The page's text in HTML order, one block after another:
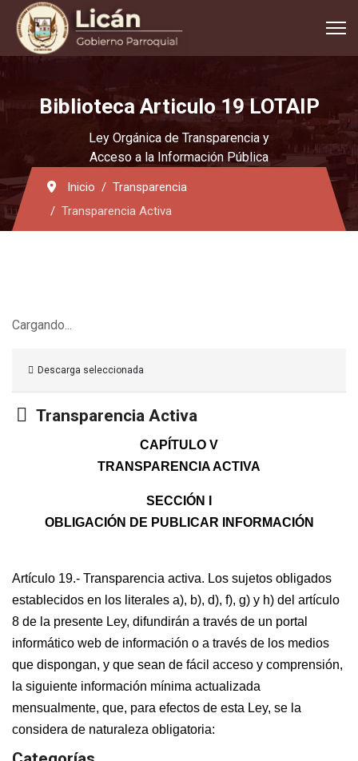
Biblioteca Articulo 19 LOTAIP
Ley Orgánica de Transparencia y
Acceso a la Información Pública
Inicio
Transparencia
Transparencia Activa
Cargando...
Descarga seleccionada
Carpeta
Transparencia Activa
CAPÍTULO V
TRANSPARENCIA ACTIVA
SECCIÓN I
OBLIGACIÓN DE PUBLICAR INFORMACIÓN
Artículo 19.- Transparencia activa. Los sujetos obligados
establecidos en los literales a), b), d), f), g) y h) del artículo
8 de la presente Ley, difundirán a través de un portal
informático web de información o a través de los medios
que dispongan, y que sean de fácil acceso y comprensión,
la siguiente información mínima actualizada
mensualmente, que, para efectos de esta Ley, se la
considera de naturaleza obligatoria: